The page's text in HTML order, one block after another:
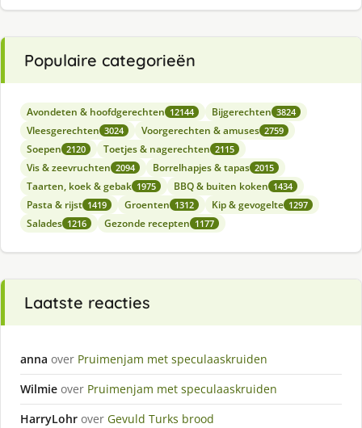
Populaire categorieën
Avondeten & hoofdgerechten 12144 Bijgerechten 3824
Vleesgerechten 3024 Voorgerechten & amuses 2759
Soepen 2120 Toetjes & nagerechten 2115
Vis & zeevruchten 2094 Borrelhapjes & tapas 2015
Taarten, koek & gebak 1975 BBQ & buiten koken 1434
Pasta & rijst 1419 Groenten 1312 Kip & gevogelte 1297
Salades 1216 Gezonde recepten 1177
Laatste reacties
anna over Pruimenjam met speculaaskruiden
Wilmie over Pruimenjam met speculaaskruiden
HarryLohr over Gevuld Turks brood